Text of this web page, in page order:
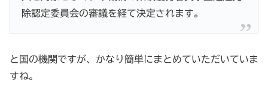
除認定委員会の審議を経て決定されます。
と国の機関ですが、かなり簡単にまとめていただいていま
すね。